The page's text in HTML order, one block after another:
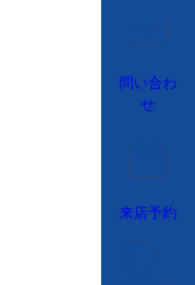
問い合わ
せ
来店予約